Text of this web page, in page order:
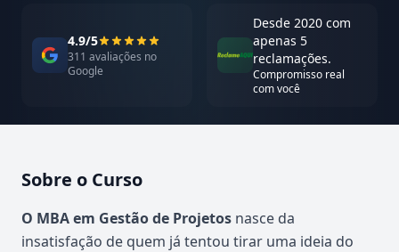
4.9/5
311 avaliações no
Google
Desde 2020 com
apenas 5
reclamações.
Compromisso real
com você
Sobre o Curso
Atualizado em abril de 2026
O MBA em Gestão de Projetos nasce da
insatisfação de quem já tentou tirar uma ideia do